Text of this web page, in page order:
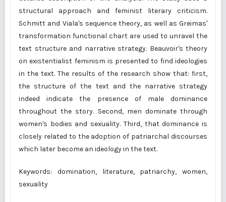
structural approach and feminist literary criticism.
Schmitt and Viala's sequence theory, as well as Greimas'
transformation functional chart are used to unravel the
text structure and narrative strategy. Beauvoir's theory
on existentialist feminism is presented to find ideologies
in the text. The results of the research show that: first,
the structure of the text and the narrative strategy
indeed indicate the presence of male dominance
throughout the story. Second, men dominate through
women's bodies and sexuality. Third, that dominance is
closely related to the adoption of patriarchal discourses
which later become an ideology in the text.
Keywords: domination, literature, patriarchy, women,
sexuality